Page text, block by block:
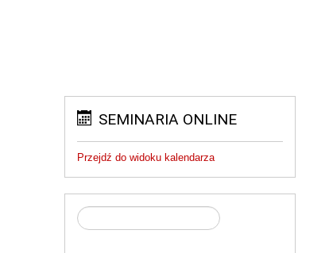
SEMINARIA ONLINE
Przejdź do widoku kalendarza